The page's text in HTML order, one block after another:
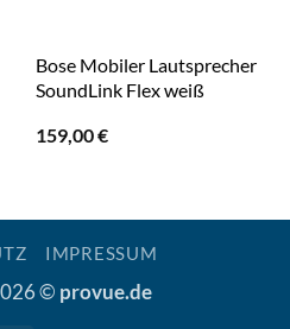
Bose Mobiler Lautsprecher
SoundLink Flex weiß
159,00€
IMPRESSUM
© provue.de